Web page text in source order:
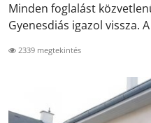
Minden foglalást
Gyenesdiás igazol vissza.
2339 megtekintés